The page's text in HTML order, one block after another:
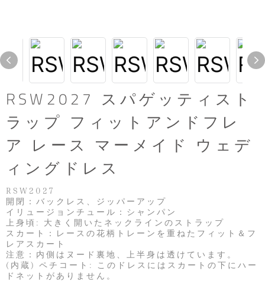
RSW2027 スパゲッティスト
ラップ フィットアンドフレ
ア レース マーメイド ウェデ
ィングドレス
RSW2027
開閉：バックレス、ジッパーアップ
イリュージョンチュール：シャンパン
上身頃: 大きく開いたネックラインのストラップ
スカート：レースの花柄トレーンを重ねたフィット＆フ
レアスカート
注意：内側はヌード裏地、上半身は透けています。
(内蔵) ペチコート: このドレスにはスカートの下にハー
ドネットがありません。